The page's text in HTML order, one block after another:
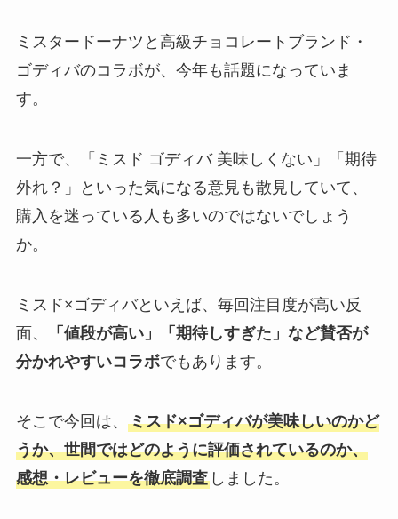
ミスタードーナツと高級チョコレートブランド・
ゴディバのコラボが、今年も話題になっていま
す。
一方で、「ミスド ゴディバ 美味しくない」「期待
外れ？」といった気になる意見も散見していて、
購入を迷っている人も多いのではないでしょう
か。
ミスド×ゴディバといえば、毎回注目度が高い反
面、
「値段が高い」「期待しすぎた」など賛否が
分かれやすいコラボでもあります。
そこで今回は、 ミスド×ゴディバが美味しいのかど
うか、世間ではどのように評価されているのか、
感想・レビューを徹底調査しました。